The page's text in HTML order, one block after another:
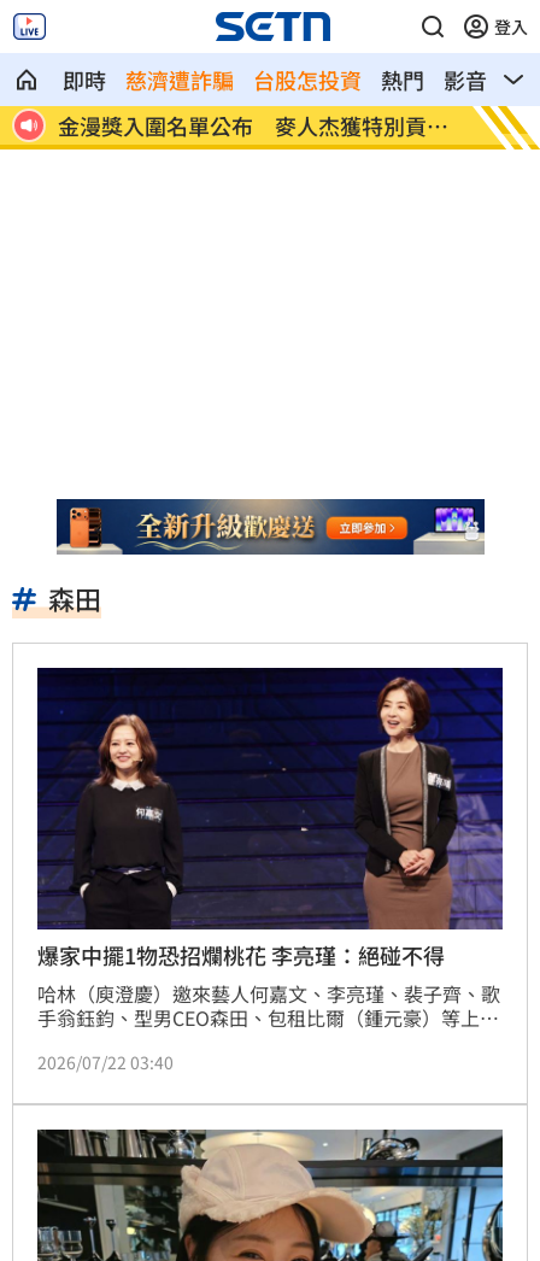
登入
即時 慈濟遭詐騙 台股怎投資 熱門 影音
熱
獻
鬼門開念佛招好兄弟？專家解答1咒語別誦 肥大
森田
爆家中擺1物恐招爛桃花 李亮瑾：絕碰不得
哈林（庾澄慶）邀來藝人何嘉文、李亮瑾、裴子齊、歌
手翁鈺鈞、型男CEO森田、包租比爾（鍾元豪）等上節
現場愛研究風水的藝人們熱烈討論起來。
2026/07/22 03:40